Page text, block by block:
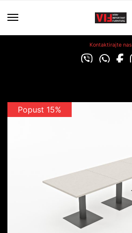
Kontaktirajte nas
Popust 15%